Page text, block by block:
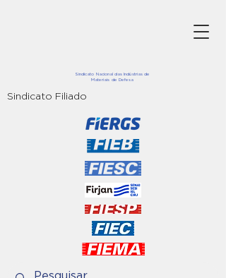
Sindicato Nacional das Indústrias de
Materiais de Defesa
Sindicato Filiado